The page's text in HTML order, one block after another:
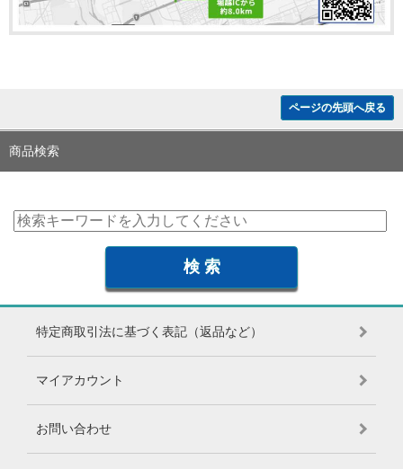
ページの先頭へ戻る
商品検索
特定商取引法に基づく表記（返品など）
マイアカウント
お問い合わせ